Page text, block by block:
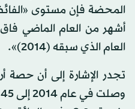
المحضة فإن مستوى
أشهر من العام الماضي
العام الذي سبقه (2014)».
تجدر الإشارة إلى أن حصة